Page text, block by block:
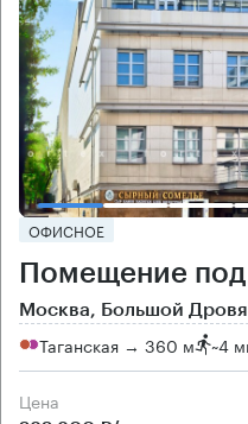
ОФИСНОЕ
Помещение
Москва, Большой
Таганская → 360 м ~4
Цена